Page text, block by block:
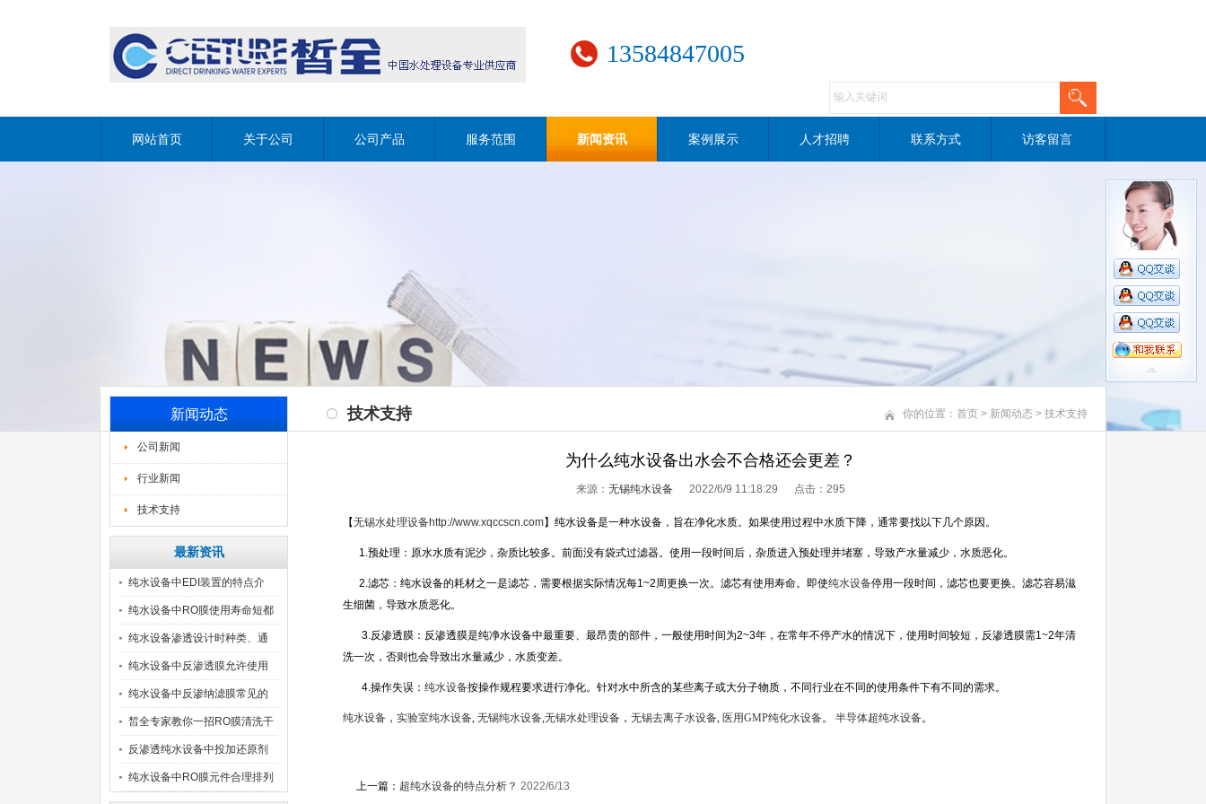
13584847005
网站首页 关于公司 公司产品 服务范围 新闻资讯 案例展示 人才招聘 联系方式 访客留言
新闻动态
公司新闻
行业新闻
技术支持
最新资讯
纯水设备中EDI装置的特点介
纯水设备中RO膜使用寿命短都
纯水设备渗透设计时种类、通
量
纯水设备中反渗透膜允许使用
的
纯水设备中反渗纳滤膜常见的
污
皙全专家教你一招RO膜清洗干
反渗透纯水设备中投加还原剂
注
纯水设备中RO膜元件合理排列
技术支持 你的位置： 首页 > 新闻动态 > 技术支持
为什么纯水设备出水会不合格还会更差？
来源： 无锡纯水设备 2022/6/9 11:18:29 点击： 295
【无锡水处理设备http://www.xqccscn.com】 纯水设备是一种水设备，旨在净化水质。如果使用过程中水质下降，通常要找以下几个原因。
1.预处理：原水水质有泥沙，杂质比较多。前面没有袋式过滤器。使用一段时间后，杂质进入预处理并堵塞，导致产水量减少，水质恶化。
2.滤芯：纯水设备的耗材之一是滤芯，需要根据实际情况每1~2周更换一次。滤芯有使用寿命。即使纯水设备停用一段时间，滤芯也要更换。滤芯容易滋
生细菌，导致水质恶化。
3.反渗透膜：反渗透膜是纯净水设备中最重要、最昂贵的部件，一般使用时间为2~3年，在常年不停产水的情况下，使用时间较短，反渗透膜需1~2年清
洗一次，否则也会导致出水量减少，水质变差。
4.操作失误： 纯水设备按操作规程要求进行净化。针对水中所含的某些离子或大分子物质，不同行业在不同的使用条件下有不同的需求。
纯水设备 ， 实验室纯水设备, 无锡纯水设备,无锡水处理设备 ， 无锡去离子水设备, 医用GMP纯化水设备。 半导体超纯水设备。
上一篇： 超纯水设备的特点分析？ 2022/6/13